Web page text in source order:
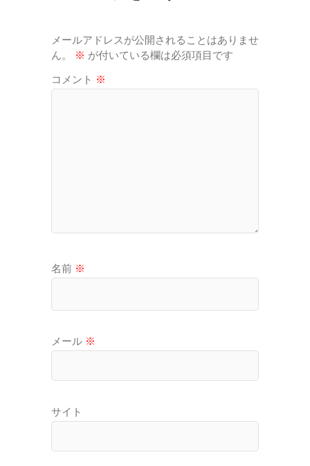
メールアドレスが公開されることはありませ
ん。
※ が付いている欄は必須項目です
コメント ※
名前 ※
メール ※
サイト